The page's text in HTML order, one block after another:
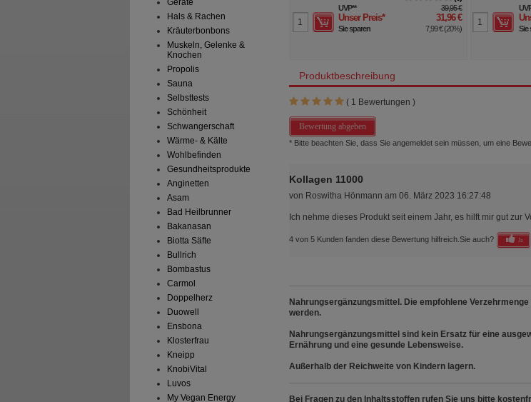
Geräte
Hals & Rachen
Kräuterbonbons
Muskeln, Gelenke &
Knochen
Propolis
Sauna
Selbsttests
Schönheit
Schwangerschaft
Wärme- & Kälte
Wohlbefinden
Gesundheitsprodukte
Anginetten
Asam
Bad Heilbrunner
Bakanasan
Biotta Säfte
Bullrich
Bombastus
Carmol
Doppelherz
Duowell
Ensbona
Klosterfrau
Kneipp
KnobiVital
Luvos
My Vegan Energy
AVP***
Unser Preis*
Sie sparen
UVP** 39,95 €
Unser Preis* 31,96 €
Sie sparen 7,99 €(20%) Sie
Produktbeschreibung
( 1 Bewertungen )
Bewertung abgeben
* Bitte beachten Sie, dass Sie angemeldet sein müssen, um eine
Kollagen 11000
von Roswitha Hönmann am 06. März 2023 16:27:48
Ich nehme dieses Produkt seit einem Jahr, es hilft mir gut zur
4 von 5 Kunden fanden diese Bewertung hilfreich. Sie auch? Ja
Nahrungsergänzungsmittel. Die empfohlene
werden.
Nahrungsergänzungsmittel sind kein Ersatz für eine
Ernährung und eine gesunde Lebensweise.
Außerhalb der Reichweite von Kindern lagern.
Bei Fragen zu den Inhaltsstoffen rufen Sie uns bitte